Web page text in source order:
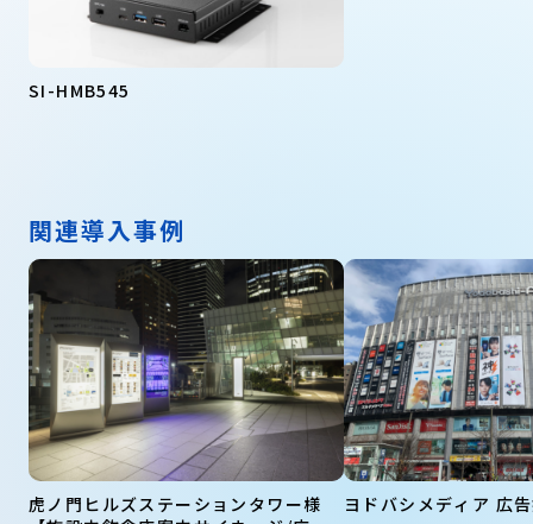
SI-HMB545
関連導入事例
虎ノ門ヒルズステーションタワー様
ヨドバシメディア 広